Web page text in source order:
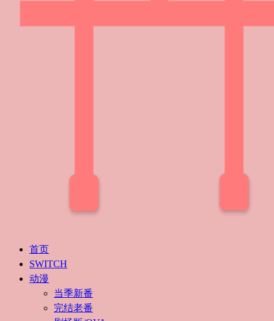
首页
SWITCH
动漫
当季新番
完结老番